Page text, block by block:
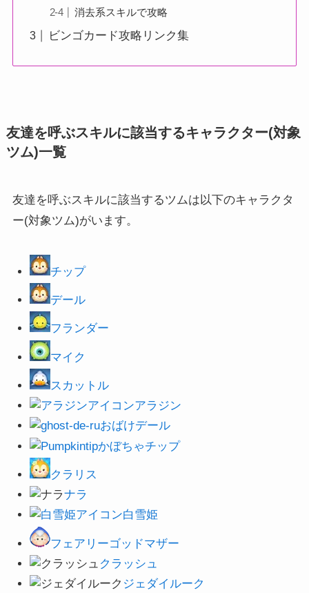
消去系スキルで攻略
ビンゴカード攻略リンク集
友達を呼ぶスキルに該当するキャラクター(対象
ツム)一覧
友達を呼ぶスキルに該当するツムは以下のキャラクタ
ー(対象ツム)がいます。
チップ
デール
フランダー
マイク
スカットル
アラジン
おばけデール
かぼちゃチップ
クラリス
ナラ
白雪姫
フェアリーゴッドマザー
クラッシュ
ジェダイルーク